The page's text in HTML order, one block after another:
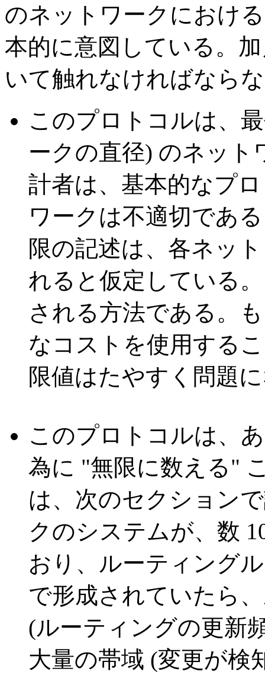
のネットワークにおけ
本的に意図している。
いて触れなければなら
このプロトコルは、
ークの直径) のネット
計者は、基本的なプ
ワークは不適切であ
限の記述は、各ネッ
れると仮定している
される方法である。
なコストを使用する
限値はたやすく問題
このプロトコルは、
為に "無限に数える"
は、次のセクション
クのシステムが、数
おり、ルーティング
で形成されていたら
(ルーティングの更新
大量の帯域 (変更が検